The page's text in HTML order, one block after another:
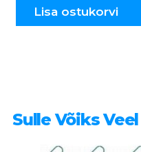
Lisa ostukorvi
Sulle Võiks